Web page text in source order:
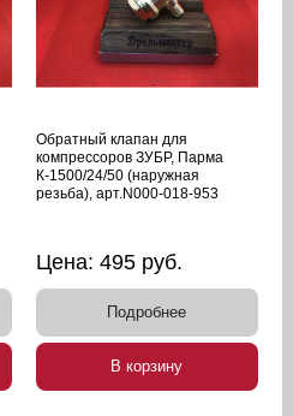
Обратный клапан для
компрессоров ЗУБР, Парма
К-1500/24/50 (наружная
резьба), арт.N000-018-953
Цена: 495 руб.
Подробнее
В корзину